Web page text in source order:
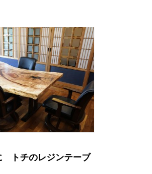
トチのレジンテーブ